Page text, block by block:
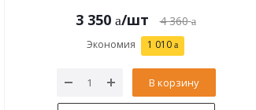
3 350 /шт 4 360
Экономия 1 010
В корзину